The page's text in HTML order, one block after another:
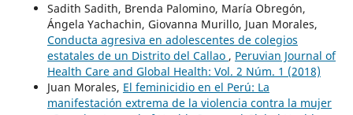
Sadith Sadith, Brenda Palomino, María Obregón,
Ángela Yachachin, Giovanna Murillo, Juan Morales,
Conducta agresiva en adolescentes de colegios
estatales de un Distrito del Callao , Peruvian Journal of
Health Care and Global Health: Vol. 2 Núm. 1 (2018)
Juan Morales, El feminicidio en el Perú: La
manifestación extrema de la violencia contra la mujer